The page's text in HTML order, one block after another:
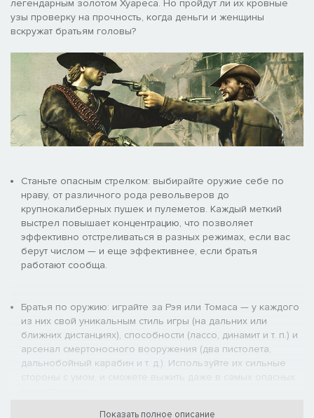
легендарным золотом Хуареса. Но пройдут ли их кровные
узы проверку на прочность, когда деньги и женщины
вскружат братьям головы?
Станьте опасным стрелком: выбирайте оружие себе по
нраву, от различного рода револьверов до
крупнокалиберных пушек и пулеметов. Каждый меткий
выстрел повышает концентрацию, что позволяет
эффективно отстреливаться в разных режимах, если вас
берут числом — и еще эффективнее, если братья
работают сообща.
Братья по оружию: играйте за Рэя или Томаса — у каждого
из них свой уникальным стиль игры (на дальних или
ближних дистанциях), способности (лассо, динамит и т. п.) и
арсенал смертоносного вооружения (два пистолета,
дальнобойный карабин и т. д.). Используйте их сильные
Показать полное описание